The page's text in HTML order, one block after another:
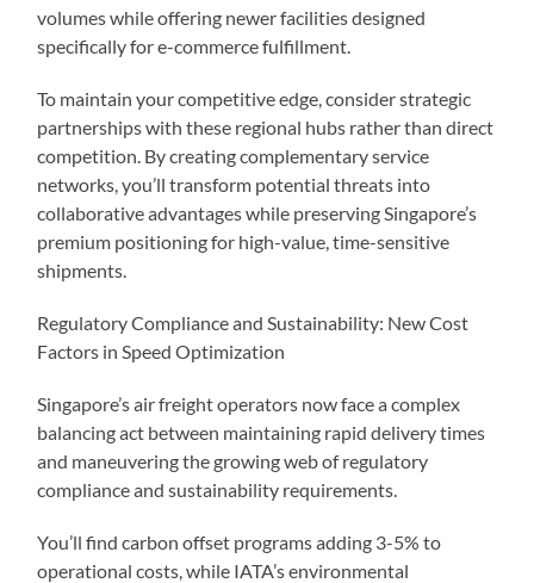
volumes while offering newer facilities designed
specifically for e-commerce fulfillment.
To maintain your competitive edge, consider strategic
partnerships with these regional hubs rather than direct
competition. By creating complementary service
networks, you’ll transform potential threats into
collaborative advantages while preserving Singapore’s
premium positioning for high-value, time-sensitive
shipments.
Regulatory Compliance and Sustainability: New Cost
Factors in Speed Optimization
Singapore’s air freight operators now face a complex
balancing act between maintaining rapid delivery times
and maneuvering the growing web of regulatory
compliance and sustainability requirements.
You’ll find carbon offset programs adding 3-5% to
operational costs, while IATA’s environmental